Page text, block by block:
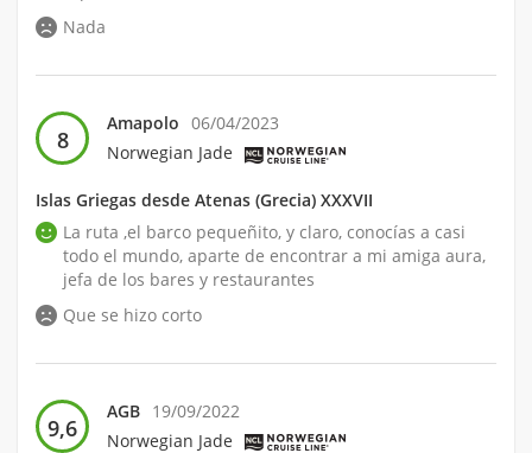
Nada
8
Amapolo 06/04/2023
Norwegian Jade
Islas Griegas desde Atenas (Grecia) XXXVII
La ruta ,el barco pequeñito, y claro, conocías a casi
todo el mundo, aparte de encontrar a mi amiga aura,
jefa de los bares y restaurantes
Que se hizo corto
9,6
AGB 19/09/2022
Norwegian Jade